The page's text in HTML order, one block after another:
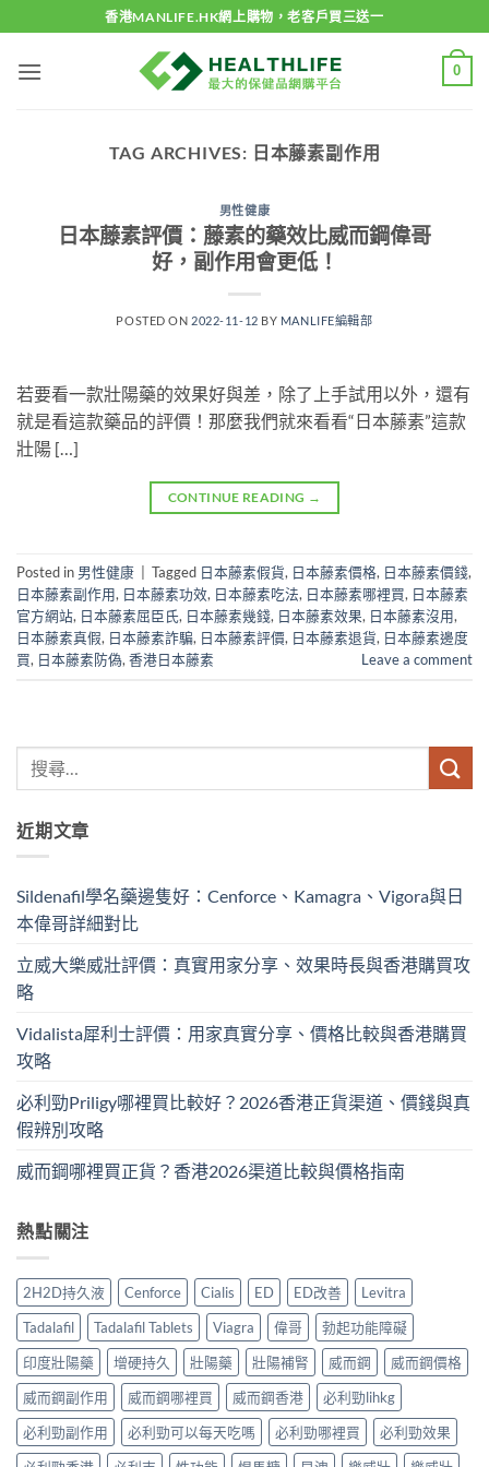
to
content
香港MANLIFE.HK網上購物，老客戶買三送一
0
TAG ARCHIVES: 日本藤素副作用
男性健康
日本藤素評價：藤素的藥效比威而鋼偉哥
好，副作用會更低！
POSTED ON 2022-11-12 BY MANLIFE編輯部
若要看一款壯陽藥的效果好與差，除了上手試用以外，還有
就是看這款藥品的評價！那麼我們就來看看“日本藤素”這款
壯陽 […]
CONTINUE READING →
Posted in 男性健康 Tagged 日本藤素假貨, 日本藤素價格, 日本藤素價錢,
日本藤素副作用, 日本藤素功效, 日本藤素吃法, 日本藤素哪裡買, 日本藤素
官方網站, 日本藤素屈臣氏, 日本藤素幾錢, 日本藤素效果, 日本藤素沒用,
日本藤素真假, 日本藤素詐騙, 日本藤素評價, 日本藤素退貨, 日本藤素邊度
買, 日本藤素防偽, 香港日本藤素 Leave a comment
近期文章
Sildenafil學名藥邊隻好：Cenforce、Kamagra、Vigora與日
本偉哥詳細對比
立威大樂威壯評價：真實用家分享、效果時長與香港購買攻
略
Vidalista犀利士評價：用家真實分享、價格比較與香港購買
攻略
必利勁Priligy哪裡買比較好？2026香港正貨渠道、價錢與真
假辨別攻略
威而鋼哪裡買正貨？香港2026渠道比較與價格指南
熱點關注
2H2D持久液 Cenforce Cialis ED ED改善
Levitra
Tadalafil
Tadalafil Tablets Viagra 偉哥
勃起功能障礙
印度壯陽藥
增硬持久 壯陽藥 壯陽補腎 威而鋼
威而鋼價格
威而鋼副作用
威而鋼哪裡買 威而鋼香港
必利勁lihkg
必利勁副作用
必利勁可以每天吃嗎 必利勁哪裡買
必利勁效果